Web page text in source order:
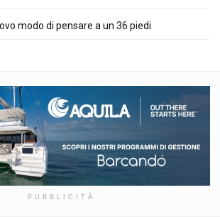
modo di pensare a un 36 piedi
PUBBLICITÀ